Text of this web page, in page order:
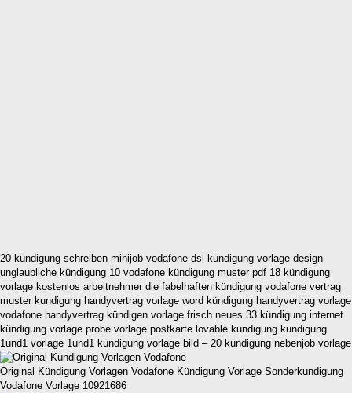
20 kündigung schreiben minijob vodafone dsl kündigung vorlage design
unglaubliche kündigung 10 vodafone kündigung muster pdf 18 kündigung
vorlage kostenlos arbeitnehmer die fabelhaften kündigung vodafone vertrag
muster kundigung handyvertrag vorlage word kündigung handyvertrag vorlage
vodafone handyvertrag kündigen vorlage frisch neues 33 kündigung internet
kündigung vorlage probe vorlage postkarte lovable kundigung kundigung
1und1 vorlage 1und1 kündigung vorlage bild – 20 kündigung nebenjob vorlage
Original Kündigung Vorlagen Vodafone Kündigung Vorlage Sonderkundigung
Vodafone Vorlage 10921686